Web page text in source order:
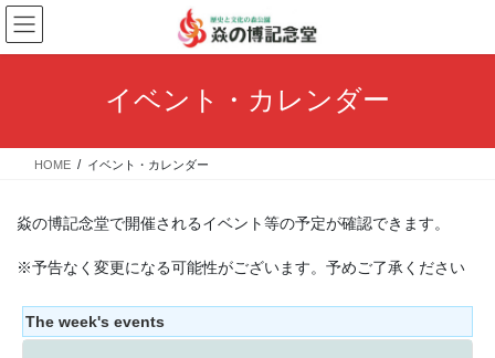
コ
ン
テ
ス
ナ
ビ
ゲ
ン
イベント・カレンダー
HOME イベント・カレンダー
焱の博記念堂で開催されるイベント等の予定が確認できます。
※予告なく変更になる可能性がございます。予めご了承ください
The week's events